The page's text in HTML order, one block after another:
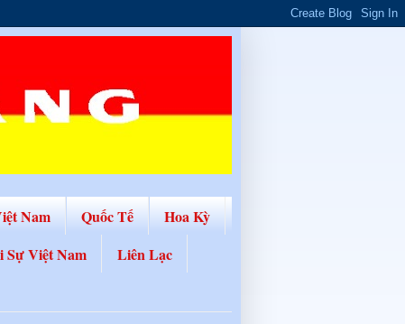
Nam Quốc Tế
Hoa Kỳ
Sự Việt Nam
Liên Lạc